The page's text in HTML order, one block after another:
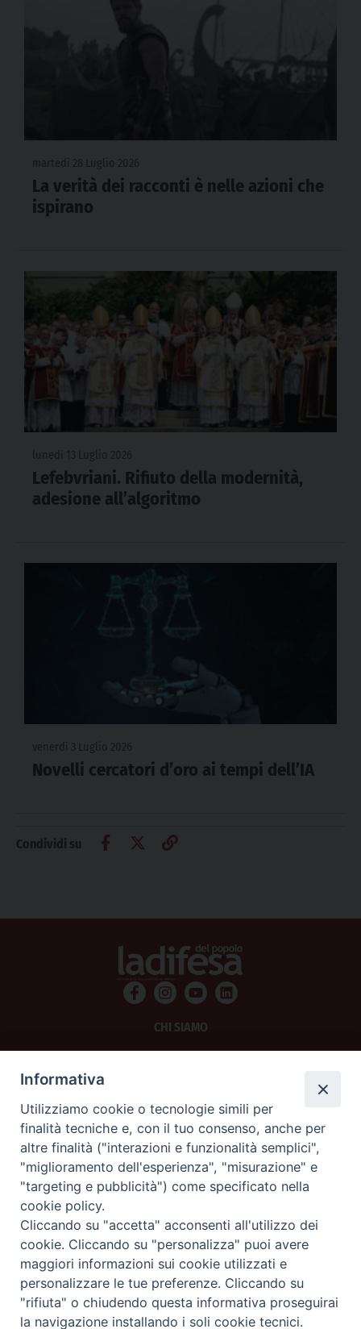
La verità dei racconti è nelle azioni che
ispirano
Lefebvriani. Rifiuto della modernità,
adesione all’algoritmo
Novelli cercatori d’oro ai tempi dell’IA
Condividi su
CHI SIAMO
SCRIVICI
La Difesa srl - P.iva 05125420280
La Difesa del Popolo percepisce i contributi pubblici all'editoria.
La Difesa del Popolo, tramite la Fisc (Federazione Italiana Settimanali Cattolici)
ha aderito allo IAP (Istituto dell'Autodisciplina Pubblicitaria) accettando il Codice
di Autodisciplina della Comunicazione Commerciale.
La Difesa del Popolo è una testata registrata presso il Tribunale di Padova
decreto del 15 giugno 1950 al n. 37 del registro periodici.
Informativa
Utilizziamo cookie o tecnologie simili per
finalità tecniche e, con il tuo consenso, anche per
altre finalità ("interazioni e funzionalità semplici",
"miglioramento dell'esperienza", "misurazione" e
"targeting e pubblicità") come specificato nella
cookie policy.
Cliccando su "accetta" acconsenti all'utilizzo dei
cookie. Cliccando su "personalizza" puoi avere
maggiori informazioni sui cookie utilizzati e
personalizzare le tue preferenze. Cliccando su
"rifiuta" o chiudendo questa informativa proseguirai
la navigazione installando i soli cookie tecnici.